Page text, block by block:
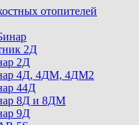
отопителей
2Д
2Д
4Д, 4ДМ, 4ДМ2
44Д
8Д и 8ДМ
9Д